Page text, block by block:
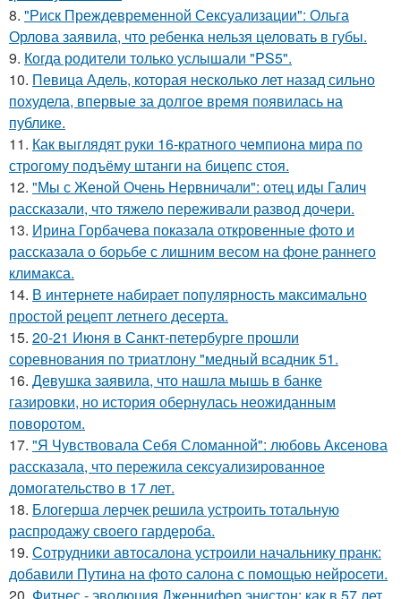
8. "Риск Преждевременной Сексуализации": Ольга
Орлова заявила, что ребенка нельзя целовать в губы.
9. Когда родители только услышали "PS5".
10. Певица Адель, которая несколько лет назад сильно
похудела, впервые за долгое время появилась на
публике.
11. Как выглядят руки 16-кратного чемпиона мира по
строгому подъёму штанги на бицепс стоя.
12. "Мы с Женой Очень Нервничали": отец иды Галич
рассказали, что тяжело переживали развод дочери.
13. Ирина Горбачева показала откровенные фото и
рассказала о борьбе с лишним весом на фоне раннего
климакса.
14. В интернете набирает популярность максимально
простой рецепт летнего десерта.
15. 20-21 Июня в Санкт-петербурге прошли
соревнования по триатлону "медный всадник 51.
16. Девушка заявила, что нашла мышь в банке
газировки, но история обернулась неожиданным
поворотом.
17. "Я Чувствовала Себя Сломанной": любовь Аксенова
рассказала, что пережила сексуализированное
домогательство в 17 лет.
18. Блогерша лерчек решила устроить тотальную
распродажу своего гардероба.
19. Сотрудники автосалона устроили начальнику пранк:
добавили Путина на фото салона с помощью нейросети.